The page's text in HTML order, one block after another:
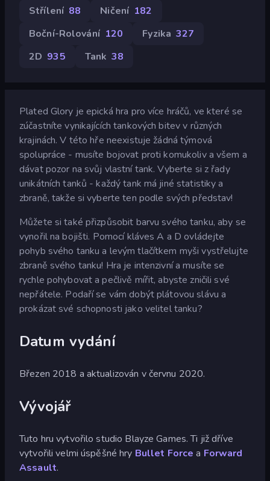
Střílení 88 Ničení 182
Boční-Rolování 120 Fyzika 327
2D 935 Tank 38
Plated Glory je epická hra pro více hráčů, ve které se
zúčastníte vynikajících tankových bitev v různých
krajinách. V této hře neexistuje žádná týmová
spolupráce - musíte bojovat proti komukoliv a všem a
dávat pozor na svůj vlastní tank. Vyberte si z řady
unikátních tanků - každý tank má jiné statistiky a
zbraně, takže si vyberte ten podle svých představ!
Můžete si také přizpůsobit barvu svého tanku, aby se
vynořil na bojišti. Pomocí kláves A a D ovládejte
pohyb svého tanku a levým tlačítkem myši vystřelujte
zbraně svého tanku! Hra je intenzivní a musíte se
rychle pohybovat a pečlivě mířit, abyste zničili své
nepřátele. Podaří se vám dobýt plátovou slávu a
prokázat své schopnosti jako velitel tanku?
Datum vydání
Březen 2018 a aktualizován v červnu 2020.
Vývojář
Tuto hru vytvořilo studio Blayze Games. Ti již dříve
vytvořili velmi úspěšné hry Bullet Force a Forward
Assault.